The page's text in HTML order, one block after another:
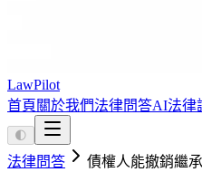
LawPilot
首頁 關於我們法律問答AI法律
🌓
法律問答
債權人能撤銷繼